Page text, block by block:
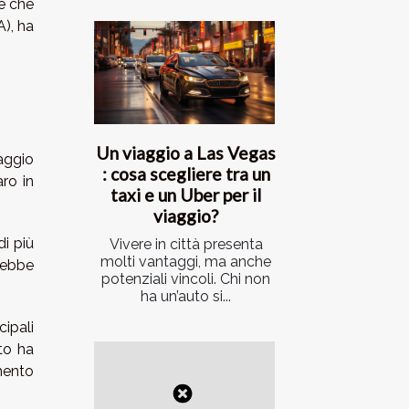
che
ha
in
più
ha
Un viaggio a Las Vegas
: cosa scegliere tra un
taxi e un Uber per il
viaggio?
Vivere in città presenta
molti vantaggi, ma anche
potenziali vincoli. Chi non
ha un’auto si...